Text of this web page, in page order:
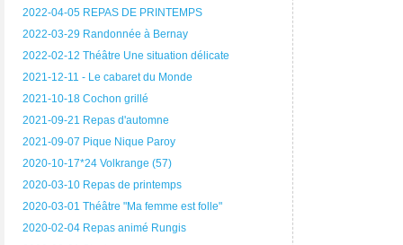
2022-04-05 REPAS DE PRINTEMPS
2022-03-29 Randonnée à Bernay
2022-02-12 Théâtre Une situation délicate
2021-12-11 - Le cabaret du Monde
2021-10-18 Cochon grillé
2021-09-21 Repas d'automne
2021-09-07 Pique Nique Paroy
2020-10-17*24 Volkrange (57)
2020-03-10 Repas de printemps
2020-03-01 Théâtre "Ma femme est folle"
2020-02-04 Repas animé Rungis